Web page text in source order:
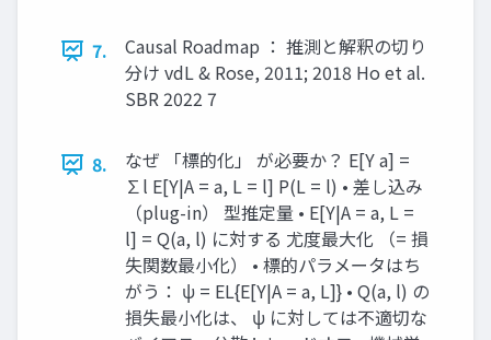
7.
Causal Roadmap ： 推測と解釈の切り
分け vdL & Rose, 2011; 2018 Ho et al.
SBR 2022 7
8.
なぜ 「標的化」 が必要か？ E[Y a] =
∑l E[Y|A = a, L = l] P(L = l) • 差し込み
（plug-in） 型推定量 • E[Y|A = a, L =
l] = Q(a, l) に対する 尤度最大化 （= 損
失関数最小化） • 標的パラメータはち
がう： ψ = EL{E[Y|A = a, L]} • Q(a, l) の
損失最小化は、 ψ に対しては不適切な